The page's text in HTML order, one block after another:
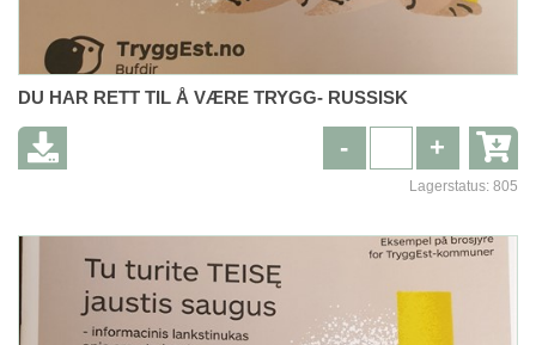
DU HAR RETT TIL Å VÆRE TRYGG- RUSSISK
+
-
Lagerstatus: 805